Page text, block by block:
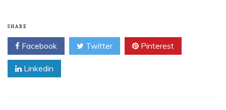
SHARE
Facebook Twitter Pinterest
Linkedin